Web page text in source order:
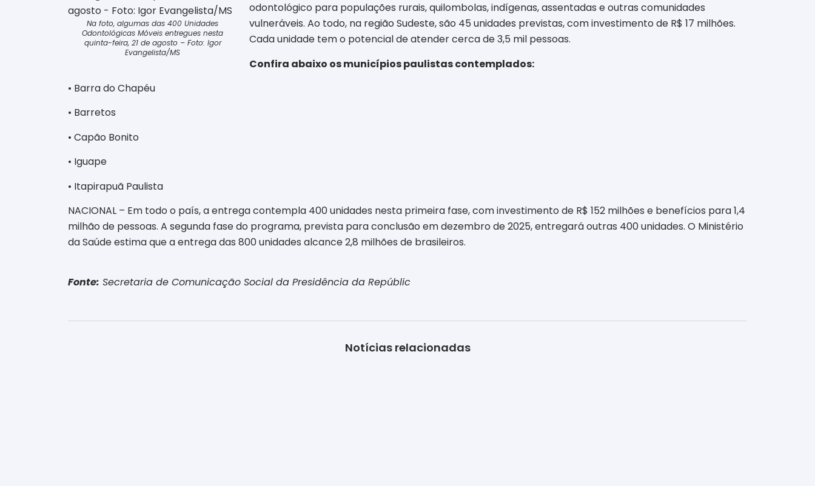
Na foto, algumas das 400 Unidades
Odontológicas Móveis entregues nesta
quinta-feira, 21 de agosto – Foto: Igor
Evangelista/MS
odontológico para populações rurais, quilombolas, indígenas, assentadas e outras comunidades
vulneráveis. Ao todo, na região Sudeste, são 45 unidades previstas, com investimento de R$ 17 milhões.
Cada unidade tem o potencial de atender cerca de 3,5 mil pessoas.
Confira abaixo os municípios paulistas contemplados:
• Barra do Chapéu
• Barretos
• Capão Bonito
• Iguape
• Itapirapuã Paulista
NACIONAL – Em todo o país, a entrega contempla 400 unidades nesta primeira fase, com investimento de R$ 152 milhões e benefícios para 1,4
milhão de pessoas. A segunda fase do programa, prevista para conclusão em dezembro de 2025, entregará outras 400 unidades. O Ministério
da Saúde estima que a entrega das 800 unidades alcance 2,8 milhões de brasileiros.
Fonte: Secretaria de Comunicação Social da Presidência da Repúblic
Notícias relacionadas